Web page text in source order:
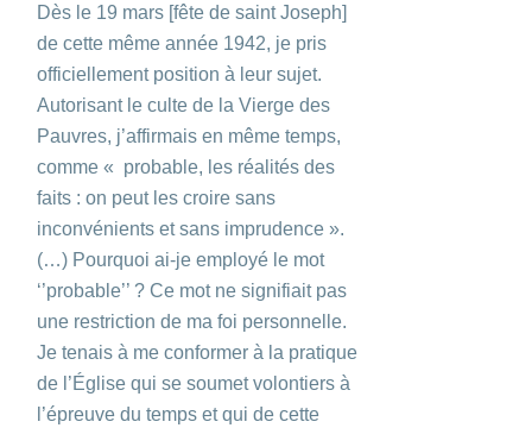
Dès le 19 mars [fête de saint Joseph]
de cette même année 1942, je pris
officiellement position à leur sujet.
Autorisant le culte de la Vierge des
Pauvres, j’affirmais en même temps,
comme « probable, les réalités des
faits : on peut les croire sans
inconvénients et sans imprudence ».
(…) Pourquoi ai-je employé le mot
‘’probable’’ ? Ce mot ne signifiait pas
une restriction de ma foi personnelle.
Je tenais à me conformer à la pratique
de l’Église qui se soumet volontiers à
l’épreuve du temps et qui de cette